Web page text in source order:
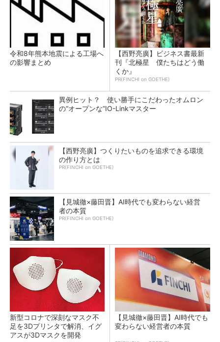
令和8年熊本地震による工場へ
の影響まとめ
【西野亮廣】ビジネス書最新
刊『北極星 僕たちはどう働
くか』
PR(FINCHI on GOETHE)
異例ヒット？ 使い勝手にこだわったオムロン
の“オープンな”IO-Linkマスター
【西野亮廣】つくりたいものを追求できる環境
の作り方とは
PR(FINCHI on GOETHE)
【見城徹×藤田晋】AI時代でも変わらない経営
者の本質
PR(FINCHI on GOETHE)
新型コロナで深刻なマスク不
足を3Dプリンタで解消、イグ
アスが3Dマスクを開発
【見城徹×藤田晋】AI時代でも
変わらない経営者の本質